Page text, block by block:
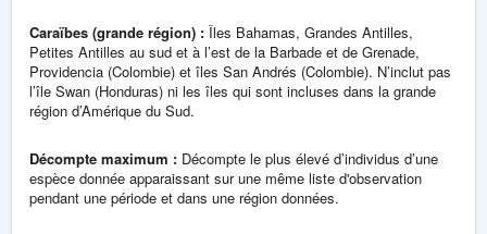
Caraïbes (grande région) : Îles Bahamas, Grandes Antilles,
Petites Antilles au sud et à l’est de la Barbade et de Grenade,
Providencia (Colombie) et îles San Andrés (Colombie). N’inclut pas
l’île Swan (Honduras) ni les îles qui sont incluses dans la grande
région d’Amérique du Sud.
Décompte maximum : Décompte le plus élevé d’individus d’une
espèce donnée apparaissant sur une même liste d'observation
pendant une période et dans une région données.